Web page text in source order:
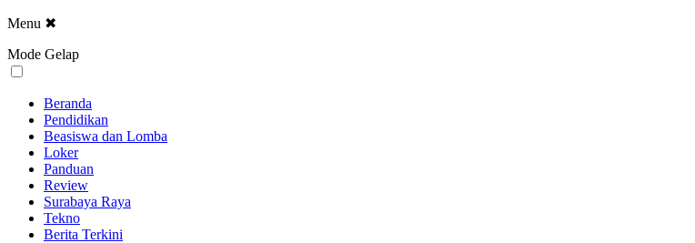
Menu ✖
Mode Gelap
Beranda
Pendidikan
Beasiswa dan Lomba
Loker
Panduan
Review
Surabaya Raya
Tekno
Berita Terkini